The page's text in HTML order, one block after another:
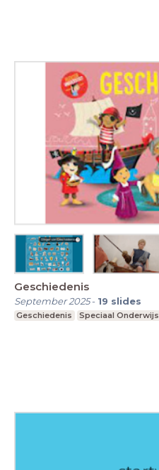
Geschiedenis
September 2025- 19 slides
Geschiedenis Speciaal Onderwijs